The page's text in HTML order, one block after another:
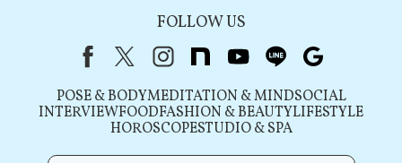
FOLLOW US
FacebookX（旧Twitter）
instagram
note youtubeline
POSE & BODYMEDITATION & MINDSOCIAL
INTERVIEWFOODFASHION & BEAUTYLIFESTYLE
HOROSCOPESTUDIO & SPA